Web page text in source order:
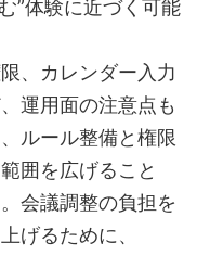
”体験に近づく可能
、カレンダー入力
運用面の注意点も
ルール整備と権限
囲を広げること
会議調整の負担を
げるために、